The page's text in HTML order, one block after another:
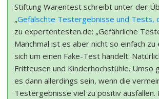
Stiftung Warentest schreibt unter der
„Gefälschte Testergebnisse und Tests,
zu expertentesten.de: „Gefährliche
Manchmal ist es aber nicht so einfach zu
sich um einen Fake-Test handelt.
Fritteusen und Kinderhochstühle. Umso
es dann allerdings sein, wenn die
Testergebnisse viel zu positiv ausfallen.